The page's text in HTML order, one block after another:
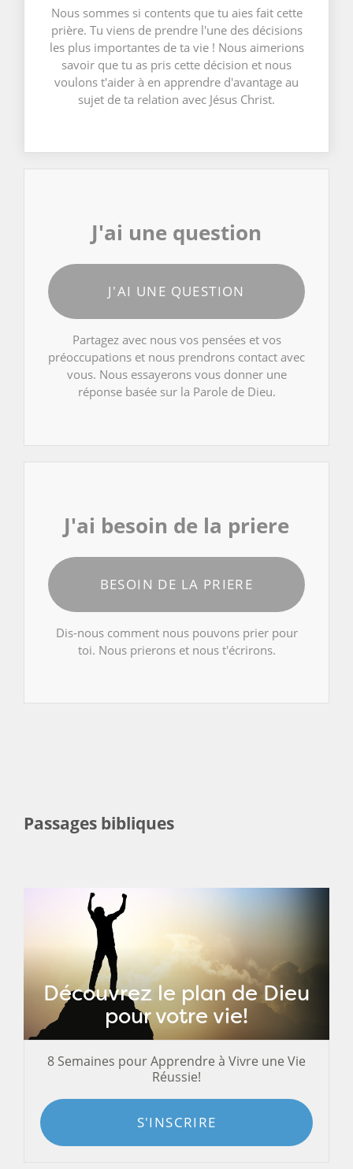
Nous sommes si contents que tu aies fait cette
prière. Tu viens de prendre l'une des décisions
les plus importantes de ta vie ! Nous aimerions
savoir que tu as pris cette décision et nous
voulons t'aider à en apprendre d'avantage au
sujet de ta relation avec Jésus Christ.
J'ai une question
J'AI UNE QUESTION
Partagez avec nous vos pensées et vos
préoccupations et nous prendrons contact avec
vous. Nous essayerons vous donner une
réponse basée sur la Parole de Dieu.
J'ai besoin de la priere
BESOIN DE LA PRIERE
Dis-nous comment nous pouvons prier pour
toi. Nous prierons et nous t'écrirons.
Passages bibliques
Découvrez le plan de Dieu
pour votre vie!
8 Semaines pour Apprendre à Vivre une Vie
Réussie!
S'INSCRIRE